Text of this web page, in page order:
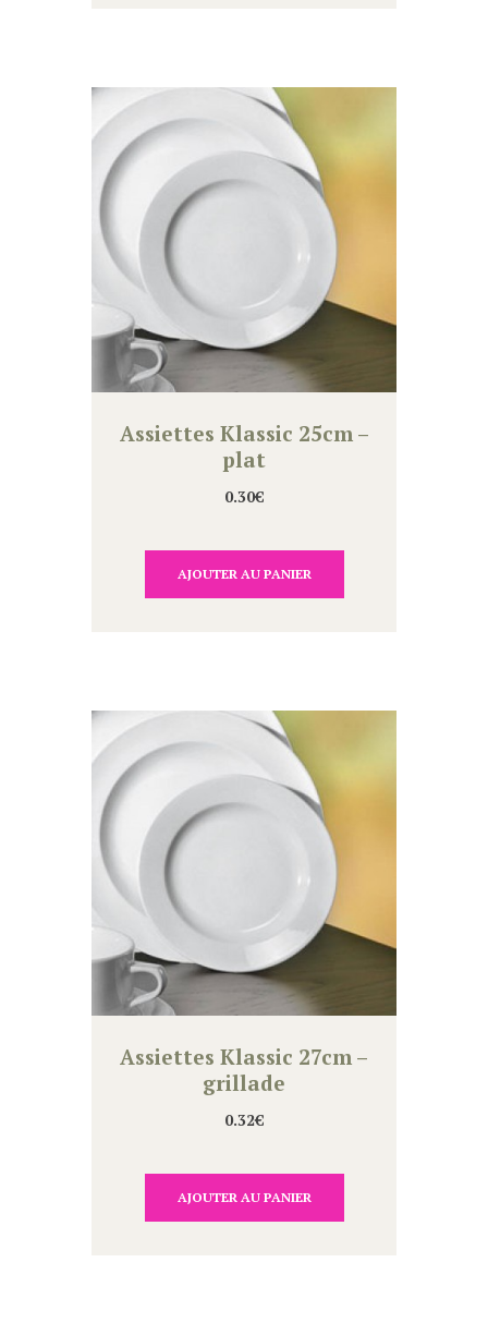
Assiettes Klassic 25cm –
plat
0.30€
AJOUTER AU PANIER
Assiettes Klassic 27cm –
grillade
0.32€
AJOUTER AU PANIER